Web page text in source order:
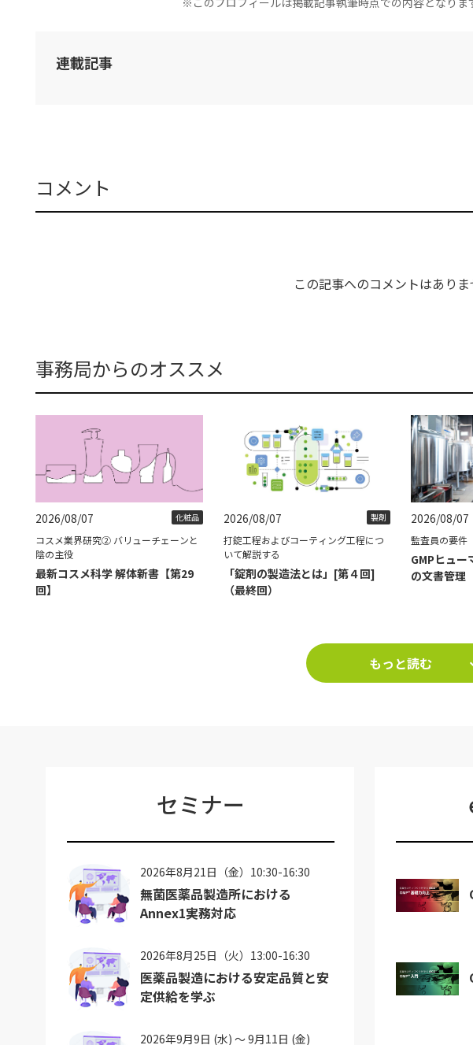
連載記事
コメント
この記事へのコメントはありま
事務局からのオススメ
2026/08/07 化粧品
コスメ業界研究② バリューチェーンと
陰の主役
最新コスメ科学 解体新書【第29
回】
2026/08/07 製剤
打錠工程およびコーティング工程につ
いて解説する
「錠剤の製造法とは」[第４回]
（最終回）
2026/08/07
監査員の要件
GMPヒュー
の文書管理
もっと読む
セミナー
2026年8月21日（金）10:30-16:30
無菌医薬品製造所における
Annex1実務対応
2026年8月25日（火）13:00-16:30
医薬品製造における安定品質と安
定供給を学ぶ
2026年9月9日 (水) ～ 9月11日 (金)